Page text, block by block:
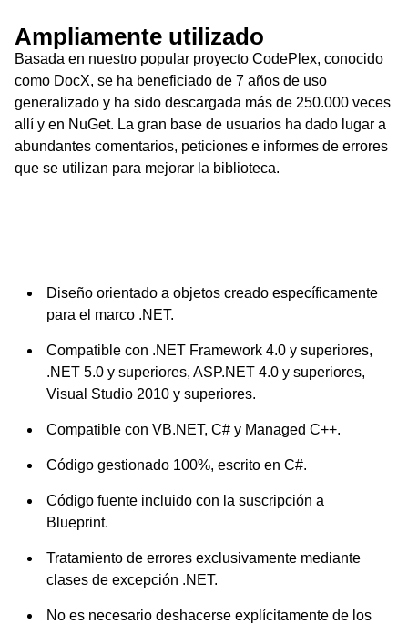
Ampliamente utilizado
Basada en nuestro popular proyecto CodePlex, conocido
como DocX, se ha beneficiado de 7 años de uso
generalizado y ha sido descargada más de 250.000 veces
allí y en NuGet. La gran base de usuarios ha dado lugar a
abundantes comentarios, peticiones e informes de errores
que se utilizan para mejorar la biblioteca.
Diseño orientado a objetos creado específicamente
para el marco .NET.
Compatible con .NET Framework 4.0 y superiores,
.NET 5.0 y superiores, ASP.NET 4.0 y superiores,
Visual Studio 2010 y superiores.
Compatible con VB.NET, C# y Managed C++.
Código gestionado 100%, escrito en C#.
Código fuente incluido con la suscripción a
Blueprint.
Tratamiento de errores exclusivamente mediante
clases de excepción .NET.
No es necesario deshacerse explícitamente de los